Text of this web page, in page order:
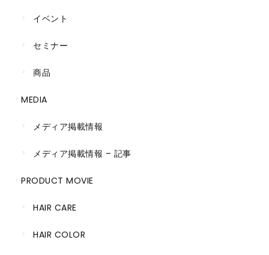
イベント
セミナー
商品
MEDIA
メディア掲載情報
メディア掲載情報 – 記事
PRODUCT MOVIE
HAIR CARE
HAIR COLOR